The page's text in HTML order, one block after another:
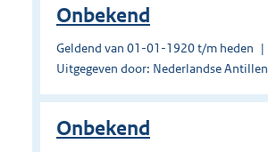
Onbekend
Geldend van 01-01-1920 t/m heden
Uitgegeven door: Nederlandse Antillen
Onbekend